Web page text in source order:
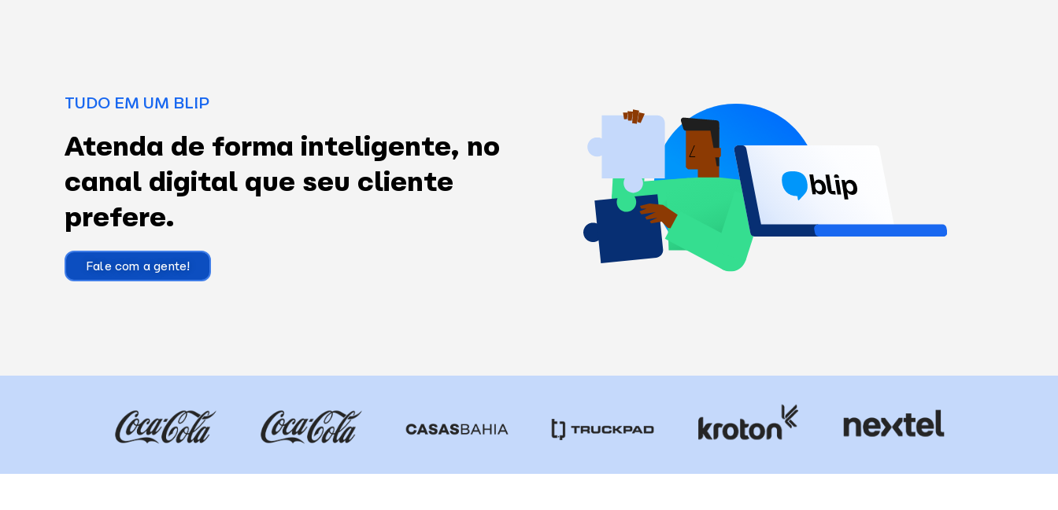
TUDO EM UM BLIP
Atenda de forma inteligente, no
canal digital que seu cliente
prefere.
Fale com a gente!